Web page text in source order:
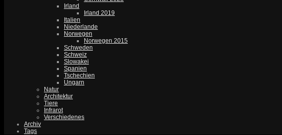
Irland
Irland 2019
Italien
Niederlande
Norwegen
Norwegen 2015
Schweden
Schweiz
Slowakei
Spanien
Tschechien
Ungarn
Natur
Architektur
Tiere
Infrarot
Verschiedenes
Archiv
Tags